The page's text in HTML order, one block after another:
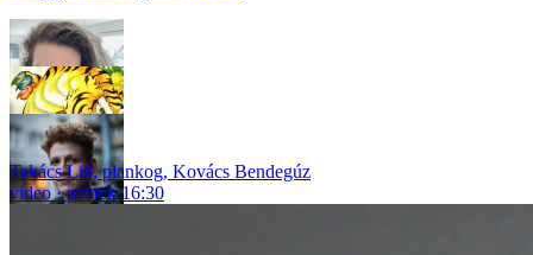
Takács Lili,plankog, Kovács Bendegúz
video
péntek 16:30